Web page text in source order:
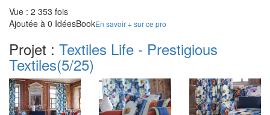
Vue : 2 353 fois
Ajoutée à 0 IdéesBookEn savoir + sur ce pro
Projet : Textiles Life - Prestigious
Textiles(5/25)